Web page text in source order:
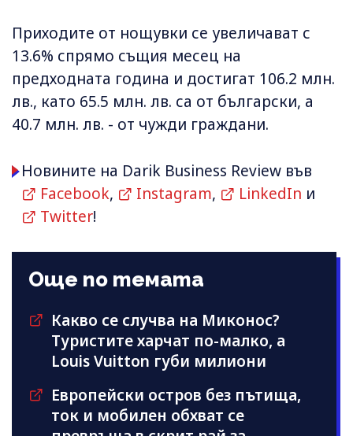
Приходите от нощувки се увеличават с
13.6% спрямо същия месец на
предходната година и достигат 106.2 млн.
лв., като 65.5 млн. лв. са от български, а
40.7 млн. лв. - от чужди граждани.
Новините на Darik Business Review във
Facebook, Instagram, LinkedIn и
Twitter!
Още по темата
Какво се случва на Миконос?
Туристите харчат по-малко, а
Louis Vuitton губи милиони
Европейски остров без пътища,
ток и мобилен обхват се